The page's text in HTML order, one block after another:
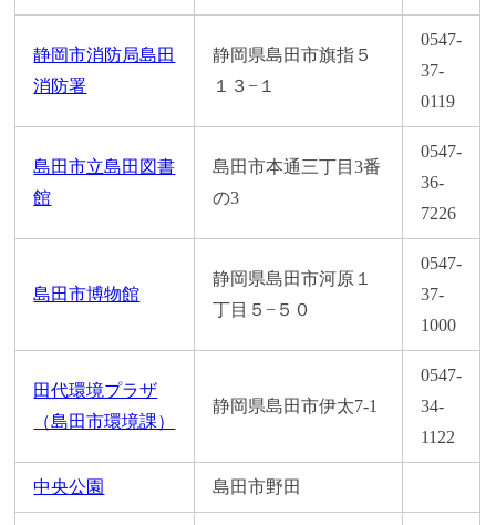
静岡市消防局島田
消防署
静岡県島田市旗指５
１３−１
0547-
37-
0119
島田市立島田図書
館
島田市本通三丁目3番
の3
0547-
36-
7226
島田市博物館
静岡県島田市河原１
丁目５−５０
0547-
37-
1000
田代環境プラザ
（島田市環境課）
静岡県島田市伊太7-1
0547-
34-
1122
中央公園 島田市野田